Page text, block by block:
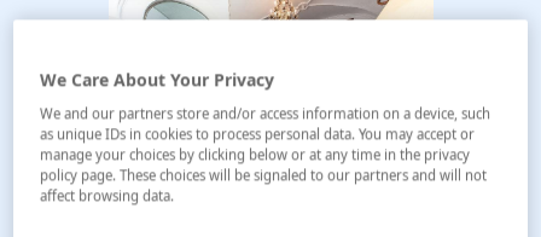
We Care About Your Privacy
We and our partners store and/or access information on a device, such
as unique IDs in cookies to process personal data. You may accept or
manage your choices by clicking below or at any time in the privacy
policy page. These choices will be signaled to our partners and will not
affect browsing data.